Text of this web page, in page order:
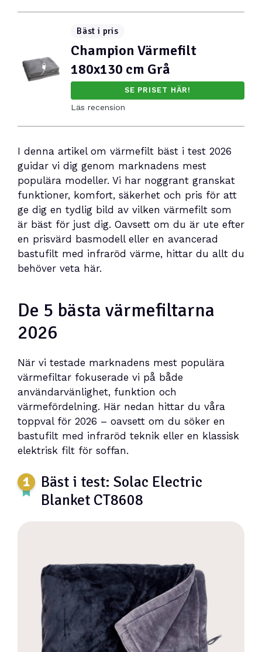
Bäst i pris
Champion Värmefilt
180x130 cm Grå
SE PRISET HÄR!
Läs recension
I denna artikel om värmefilt bäst i test 2026
guidar vi dig genom marknadens mest
populära modeller. Vi har noggrant granskat
funktioner, komfort, säkerhet och pris för att
ge dig en tydlig bild av vilken värmefilt som
är bäst för just dig. Oavsett om du är ute efter
en prisvärd basmodell eller en avancerad
bastufilt med infraröd värme, hittar du allt du
behöver veta här.
De 5 bästa värmefiltarna
2026
När vi testade marknadens mest populära
värmefiltar fokuserade vi på både
användarvänlighet, funktion och
värmefördelning. Här nedan hittar du våra
toppval för 2026 – oavsett om du söker en
bastufilt med infraröd teknik eller en klassisk
elektrisk filt för soffan.
Bäst i test: Solac Electric
Blanket CT8608